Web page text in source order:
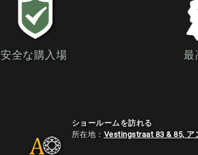
安全な購入場 最
ショールームを訪れる
所在地： Vestingstraat 83 & 85, ア